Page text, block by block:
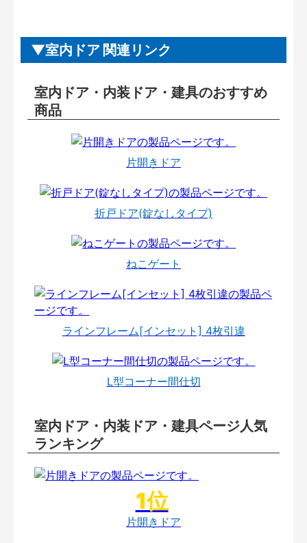
室内ドア 関連リンク
室内ドア・内装ドア・建具のおすすめ
商品
片開きドア
折戸ドア(錠なしタイプ)
ねこゲート
ラインフレーム[インセット] 4枚引違
L型コーナー間仕切
室内ドア・内装ドア・建具ページ人気
ランキング
片開きドア